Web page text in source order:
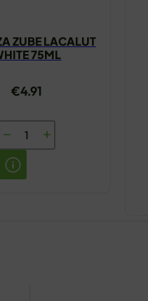
ZUBE LACALUT
75ML
€4.91
PASTA
ZUBE